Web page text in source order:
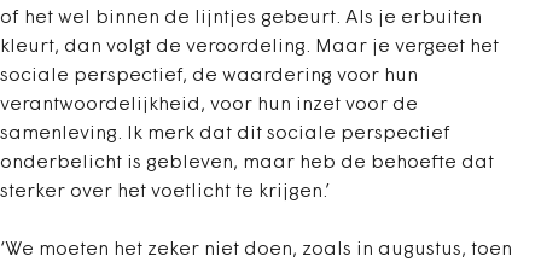
of het wel binnen de lijntjes gebeurt. Als je erbuiten
kleurt, dan volgt de veroordeling. Maar je vergeet het
sociale perspectief, de waardering voor hun
verantwoordelijkheid, voor hun inzet voor de
samenleving. Ik merk dat dit sociale perspectief
onderbelicht is gebleven, maar heb de behoefte dat
sterker over het voetlicht te krijgen.’
‘We moeten het zeker niet doen, zoals in augustus, toen